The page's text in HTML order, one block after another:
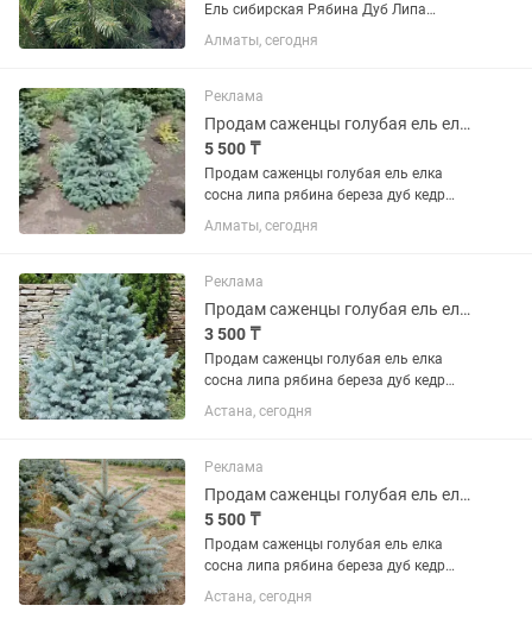
Ель сибирская Рябина Дуб Липа
Доставка до вашего города.
Обговорим.
Алматы, сегодня
Реклама
Продам саженцы голубая ель елка сосна липа рябина береза дуб кедр липа
5 500 ₸
Продам саженцы голубая ель елка
сосна липа рябина береза дуб кедр
липа рябина береза дуб
Алматы, сегодня
Реклама
Продам саженцы голубая ель елка сосна липа рябина береза дуб кедр липа
3 500 ₸
Продам саженцы голубая ель елка
сосна липа рябина береза дуб кедр
липа
Астана, сегодня
Реклама
Продам саженцы голубая ель елка сосна липа рябина береза дуб кедр липа
5 500 ₸
Продам саженцы голубая ель елка
сосна липа рябина береза дуб кедр
липа Питомник находится в Усть-
каменогорске доставка до вашего
Астана, сегодня